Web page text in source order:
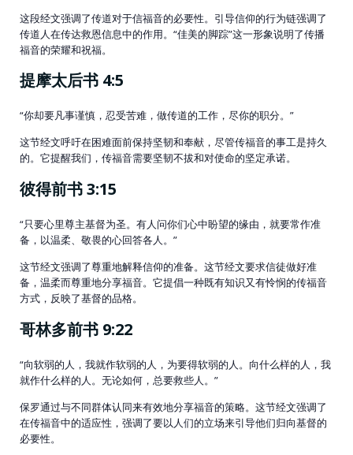
这段经文强调了传道对于信福音的必要性。引导信仰的行为链强调了
传道人在传达救恩信息中的作用。“佳美的脚踪”这一形象说明了传播
福音的荣耀和祝福。
提摩太后书 4:5
“你却要凡事谨慎，忍受苦难，做传道的工作，尽你的职分。”
这节经文呼吁在困难面前保持坚韧和奉献，尽管传福音的事工是持久
的。它提醒我们，传福音需要坚韧不拔和对使命的坚定承诺。
彼得前书 3:15
“只要心里尊主基督为圣。有人问你们心中盼望的缘由，就要常作准
备，以温柔、敬畏的心回答各人。”
这节经文强调了尊重地解释信仰的准备。这节经文要求信徒做好准
备，温柔而尊重地分享福音。它提倡一种既有知识又有怜悯的传福音
方式，反映了基督的品格。
哥林多前书 9:22
“向软弱的人，我就作软弱的人，为要得软弱的人。向什么样的人，我
就作什么样的人。无论如何，总要救些人。”
保罗通过与不同群体认同来有效地分享福音的策略。这节经文强调了
在传福音中的适应性，强调了要以人们的立场来引导他们归向基督的
必要性。